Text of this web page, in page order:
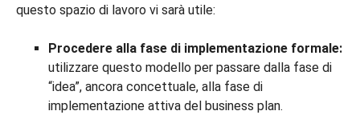
questo spazio di lavoro vi sarà utile:
Procedere alla fase di implementazione formale:
utilizzare questo modello per passare dalla fase di
“idea”, ancora concettuale, alla fase di
implementazione attiva del business plan.